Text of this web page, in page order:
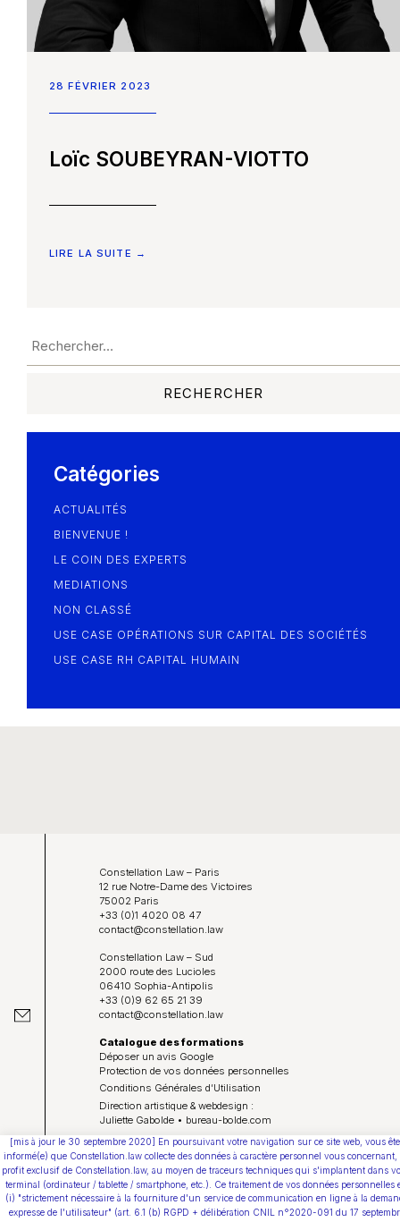
Accueil
Nos compétences
Notre équipe
Constellation Médiation
Nous rejoindre
Les Smart Diagnostics
Blog
28 FÉVRIER 2023
Loïc SOUBEYRAN-VIOTTO
LIRE LA SUITE →
Catégories
ACTUALITÉS
BIENVENUE !
LE COIN DES EXPERTS
MEDIATIONS
NON CLASSÉ
USE CASE OPÉRATIONS SUR CAPITAL DES SOCIÉTÉS
USE CASE RH CAPITAL HUMAIN
Constellation Law – Paris
12 rue Notre-Dame des Victoires
75002 Paris
+33 (0)1 4020 08 47
contact@constellation.law
Constellation Law – Sud
2000 route des Lucioles
06410 Sophia-Antipolis
+33 (0)9 62 65 21 39
contact@constellation.law
Catalogue des formations
Déposer un avis Google
Protection de vos données personnelles
Conditions Générales d’Utilisation
Direction artistique & webdesign :
Juliette Gabolde • bureau-bolde.com
Youtube
CONTACTEZ-NOUS
[mis à jour le 30 septembre 2020] En poursuivant votre navigation sur ce site web, vous
informé(e) que Constellation.law collecte des données à caractère personnel vous concernant,
profit exclusif de Constellation.law, au moyen de traceurs techniques qui s'implantent dans
terminal (ordinateur / tablette / smartphone, etc.). Ce traitement de vos données personnelles
(i) "strictement nécessaire à la fourniture d'un service de communication en ligne à la
expresse de l'utilisateur" (art. 6.1 (b) RGPD + délibération CNIL n°2020-091 du 17